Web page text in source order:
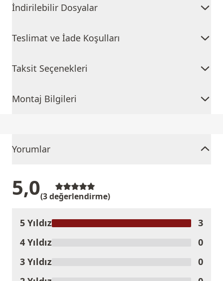
İndirilebilir Dosyalar
Teslimat ve İade Koşulları
Taksit Seçenekleri
Montaj Bilgileri
Yorumlar
5,0(3 değerlendirme)
Ürünü Değerlendir
5 Yıldız
3
4 Yıldız
0
3 Yıldız
0